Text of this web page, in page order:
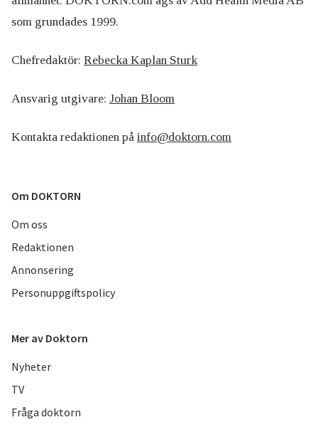
som grundades 1999.
Chefredaktör: Rebecka Kaplan Sturk
Ansvarig utgivare: Johan Bloom
Kontakta redaktionen på info@doktorn.com
Om DOKTORN
Om oss
Redaktionen
Annonsering
Personuppgiftspolicy
Mer av Doktorn
Nyheter
TV
Fråga doktorn